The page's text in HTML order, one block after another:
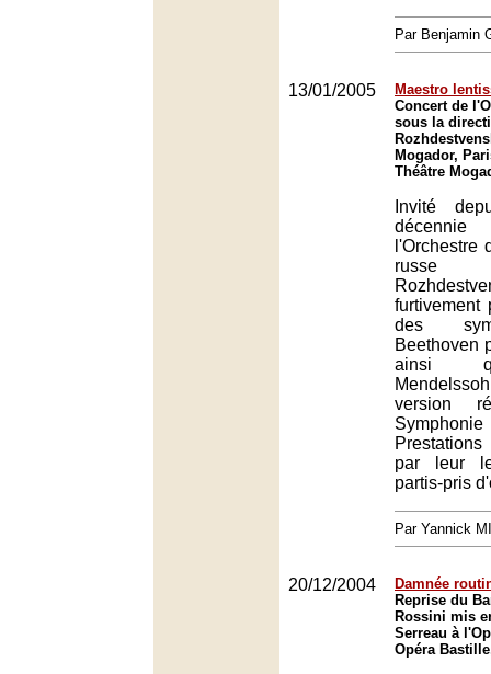
Par Benjamin
13/01/2005
Maestro
Concert de
sous la
Mogador,
Théâtre
Invité
l'Orchestre
russe
furtivement
des
Beethoven
ainsi
version
par leur
partis-pris
Par Yannick
20/12/2004
Damnée
Reprise du
Rossini mis
Serreau à
Opéra